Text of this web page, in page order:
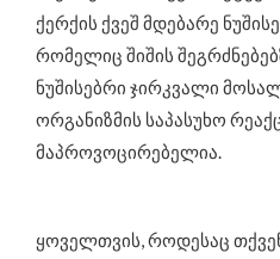
ქერქის ქვეშ მდებარე
რომელიც შიშის
ნუშისებრი ჯირკვალი
ორგანიზმის საპასუხო
მაპროვოცირებელია.
ყოველთვის, როდესაც